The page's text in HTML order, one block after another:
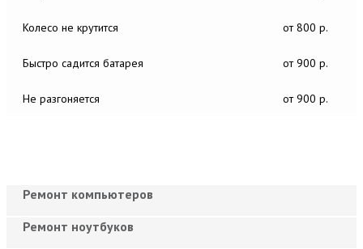
Колесо не крутится от 800 р.
Быстро садится батарея от 900 р.
Не разгоняется от 900 р.
Ремонт компьютеров
Ремонт ноутбуков